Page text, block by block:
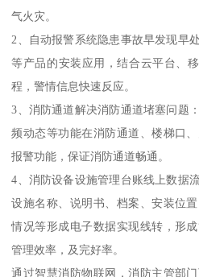
气火灾。
2、自动报警系统隐患事故早发现早
等产品的安装应用，结合云平台、
程，警情信息快速反应。
3、消防通道解决消防通道堵塞问题
频动态等功能在消防通道、楼梯口
报警功能，保证消防通道畅通。
4、消防设备设施管理台账线上数据
设施名称、说明书、档案、安装位
情况等形成电子数据实现线转，形
管理效率，及完好率。
通过智慧消防物联网，消防主管部